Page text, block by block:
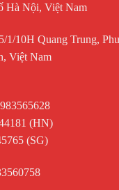
Hà Nội, Việt Nam
1/10H Quang Trung,
Việt Nam
(HN)
(SG)